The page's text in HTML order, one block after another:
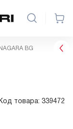
BG
Код товара: 339472